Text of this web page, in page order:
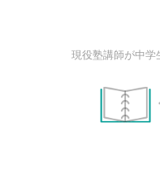
現役塾講師が中学